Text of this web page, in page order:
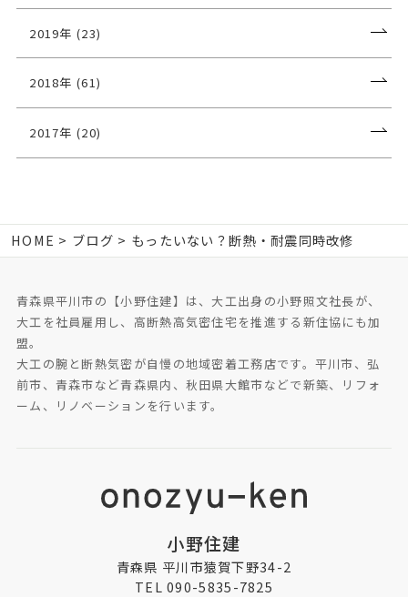
2019年 (23)
2018年 (61)
2017年 (20)
HOME ブログ もったいない？断熱・耐震同時改修
青森県平川市の【小野住建】は、大工出身の小野照文社長が、
大工を社員雇用し、高断熱高気密住宅を推進する新住協にも加
盟。
大工の腕と断熱気密が自慢の地域密着工務店です。平川市、弘
前市、青森市など青森県内、秋田県大館市などで新築、リフォ
ーム、リノベーションを行います。
小野住建
青森県 平川市猿賀下野34-2
TEL 090-5835-7825